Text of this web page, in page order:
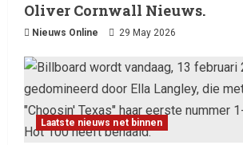
Oliver Cornwall Nieuws.
Nieuws Online 29 May 2026
Laatste nieuws net binnen